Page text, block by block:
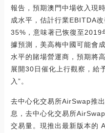
報告，預期澳門中場收入現
成水平，估計行業EBITDA
35%，意味著已恢復至2019
據預測，美高梅中國可能會
水平的賭場營運商，預期將
展開30日催化上行觀察，給
入”。
去中心化交易所AirSwap推
息，去中心化交易所
交易量。現推出最新版本的